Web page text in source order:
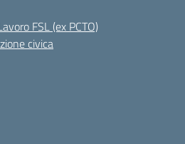
FSL (ex PCTO)
civica